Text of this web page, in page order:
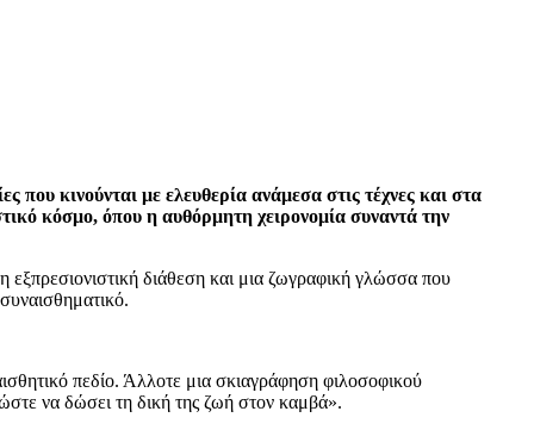
κινούνται με ελευθερία ανάμεσα στις τέχνες και στα
κόσμο, όπου η αυθόρμητη χειρονομία συναντά την
διάθεση και μια ζωγραφική γλώσσα που
πεδίο. Άλλοτε μια σκιαγράφηση φιλοσοφικού
να δώσει τη δική της ζωή στον καμβά».